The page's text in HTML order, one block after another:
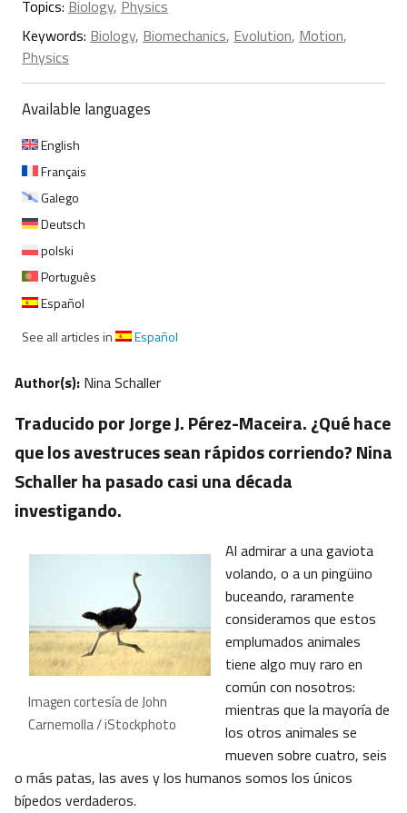
Topics: Biology, Physics
Keywords: Biology, Biomechanics, Evolution, Motion,
Physics
Available languages
English
Français
Galego
Deutsch
polski
Português
Español
See all articles in
Español
Author(s): Nina Schaller
Traducido por Jorge J. Pérez-Maceira. ¿Qué hace
que los avestruces sean rápidos corriendo? Nina
Schaller ha pasado casi una década
investigando.
Imagen cortesía de John
Carnemolla / iStockphoto
Al admirar a una gaviota
volando, o a un pingüino
buceando, raramente
consideramos que estos
emplumados animales
tiene algo muy raro en
común con nosotros:
mientras que la mayoría de
los otros animales se
mueven sobre cuatro, seis
o más patas, las aves y los humanos somos los únicos
bípedos verdaderos.